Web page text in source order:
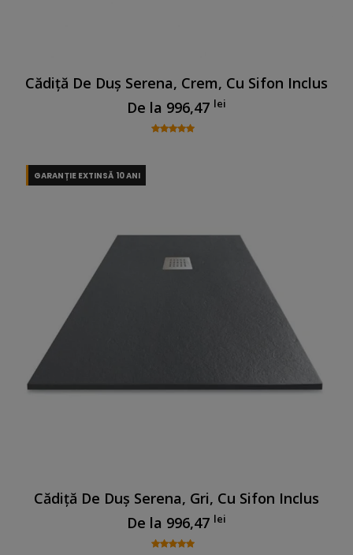
Cădiță De Duș Serena, Crem, Cu Sifon Inclus
De la 996,47 lei
Cădiță De Duș Serena, Gri, Cu Sifon Inclus
De la 996,47 lei